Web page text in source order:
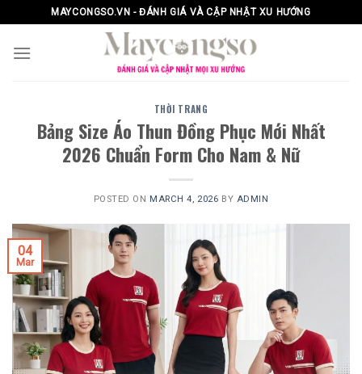
content
MAYCONGSO.VN - ĐÁNH GIÁ VÀ CẬP NHẬT XU HƯỚNG
THỜI TRANG
Bảng Size Áo Thun Đồng Phục Mới Nhất
2026 Chuẩn Form Cho Nam & Nữ
POSTED ON MARCH 4, 2026 BY ADMIN
04
Mar